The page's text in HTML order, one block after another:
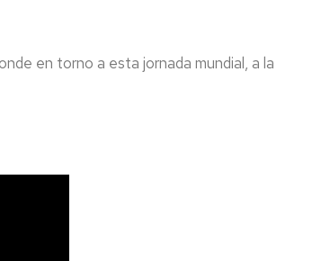
en torno a esta jornada mundial, a la